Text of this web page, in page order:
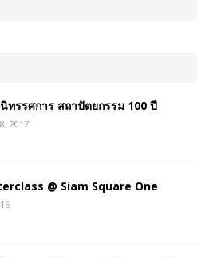
ทรรศการ สถาปัตยกรรม 100 ปี
2017
@ Siam Square One